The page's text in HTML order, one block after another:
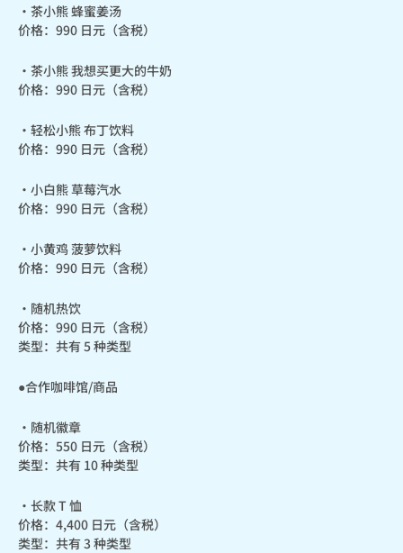
・茶小熊 蜂蜜姜汤
价格：990 日元（含税）
・茶小熊 我想买更大的牛奶
价格：990 日元（含税）
・轻松小熊 布丁饮料
价格：990 日元（含税）
・小白熊 草莓汽水
价格：990 日元（含税）
・小黄鸡 菠萝饮料
价格：990 日元（含税）
・随机热饮
价格：990 日元（含税）
类型：共有 5 种类型
●合作咖啡馆/商品
・随机徽章
价格：550 日元（含税）
类型：共有 10 种类型
・长款 T 恤
价格：4,400 日元（含税）
类型：共有 3 种类型